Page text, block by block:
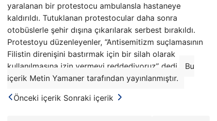
yaralanan bir protestocu ambulansla hastaneye
kaldırıldı. Tutuklanan protestocular daha sonra
otobüslerle şehir dışına çıkarılarak serbest bırakıldı.
Protestoyu düzenleyenler, “Antisemitizm suçlamasının
Filistin direnişini bastırmak için bir silah olarak
kullanılmasına izin vermeyi reddediyoruz” dedi.
Bu
içerik Metin Yamaner tarafından yayınlanmıştır.
Önceki içerik Sonraki içerik